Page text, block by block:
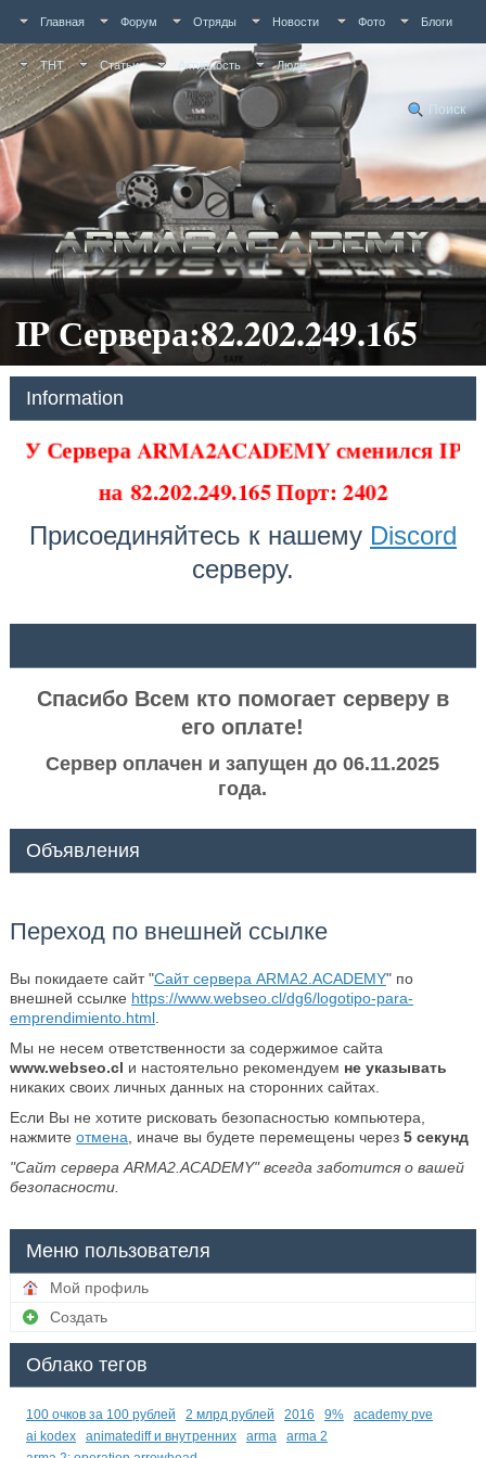
Главная Форум Отряды Новости Фото Блоги
ТНТ Статьи Активность Люди
Поиск
IP Сервера:82.202.249.165
Information
У Сервера ARMA2ACADEMY сменился IP
на 82.202.249.165 Порт: 2402
Присоединяйтесь к нашему Discord
серверу.
Спасибо Всем кто помогает серверу в
его оплате!
Сервер оплачен и запущен до 06.11.2025
года.
Объявления
Переход по внешней ссылке
Вы покидаете сайт "Сайт сервера ARMA2.ACADEMY" по
внешней ссылке https://www.webseo.cl/dg6/logotipo-para-
emprendimiento.html.
Мы не несем ответственности за содержимое сайта
www.webseo.cl и настоятельно рекомендуем не указывать
никаких своих личных данных на сторонних сайтах.
Если Вы не хотите рисковать безопасностью компьютера,
нажмите отмена , иначе вы будете перемещены через 5секунд
"Сайт сервера ARMA2.ACADEMY" всегда заботится о вашей
безопасности.
Меню пользователя
Мой профиль
Создать
Облако тегов
100 очков за 100 рублей 2 млрд рублей 2016 9%
academy pve
ai kodex
animatediff и внутренних arma
arma 2